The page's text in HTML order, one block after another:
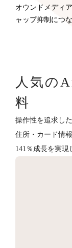
オウンドメディ
ャップ抑制につ
人気の
料
操作性を追求し
住所・カード情
141％成長を実現